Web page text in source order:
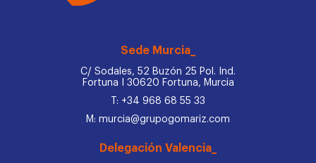
Sede Murcia_
C/ Sodales, 52 Buzón 25 Pol. Ind.
Fortuna I 30620 Fortuna, Murcia
T: +34 968 68 55 33
M: murcia@grupogomariz.com
Delegación Valencia_